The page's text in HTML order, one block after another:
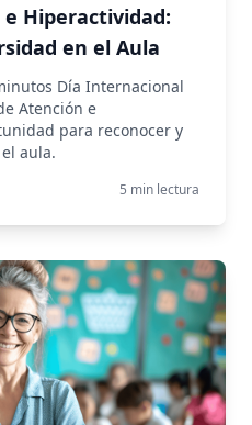
Hiperactividad:
en el Aula
Día Internacional
Atención e
para reconocer y
aula.
5 min lectura